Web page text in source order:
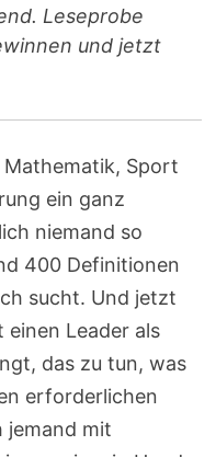
Leseprobe
und jetzt
Mathematik, Sport
ein ganz
niemand so
400 Definitionen
sucht. Und jetzt
einen Leader als
das zu tun, was
erforderlichen
jemand mit